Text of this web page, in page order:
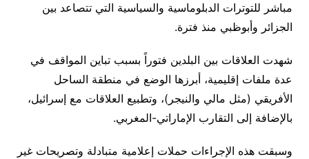
مباشر للتوترات الدبلوماسية والسياسية التي تتصاعد بين
الجزائر وأبوظبي منذ فترة.
شهدت العلاقات بين البلدين فتوراً بسبب تباين المواقف في
عدة ملفات إقليمية، أبرزها الوضع في منطقة الساحل
الأفريقي (مثل مالي والنيجر)، وتطبيع العلاقات مع إسرائيل،
بالإضافة إلى التقارب الإماراتي-المغربي.
وسبقت هذه الإجراءات حملات إعلامية متبادلة وتصريحات غير